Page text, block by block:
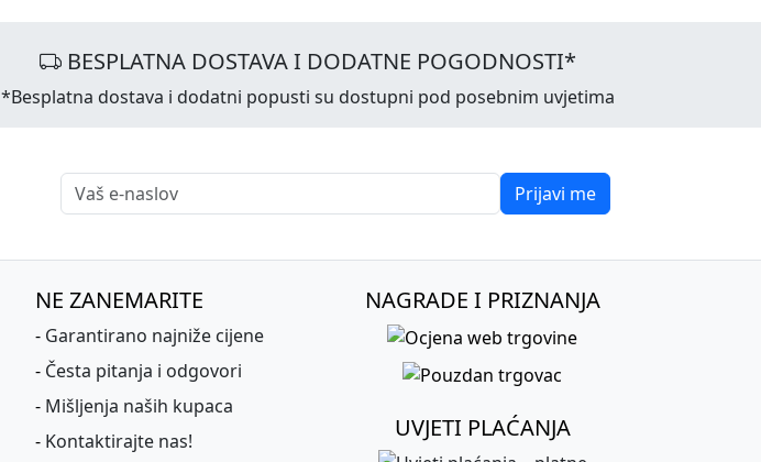
BESPLATNA DOSTAVA I DODATNE POGODNOSTI*
*Besplatna dostava i dodatni popusti su dostupni pod posebnim uvjetima
Prijavi me
NE ZANEMARITE
- Garantirano najniže cijene
- Česta pitanja i odgovori
- Mišljenja naših kupaca
- Kontaktirajte nas!
NAGRADE I PRIZNANJA
UVJETI PLAĆANJA